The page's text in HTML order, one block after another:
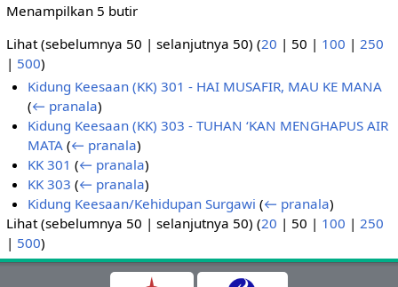
Menampilkan 5 butir
Lihat (sebelumnya 50 | selanjutnya 50) (20 | 50 | 100 | 250
| 500)
Kidung Keesaan (KK) 301 - HAI MUSAFIR, MAU KE MANA
(← pranala)
Kidung Keesaan (KK) 303 - TUHAN ‘KAN MENGHAPUS AIR
MATA (← pranala)
KK 301 (← pranala)
KK 303 (← pranala)
Kidung Keesaan/Kehidupan Surgawi (← pranala)
Lihat (sebelumnya 50 | selanjutnya 50) (20 | 50 | 100 | 250
| 500)